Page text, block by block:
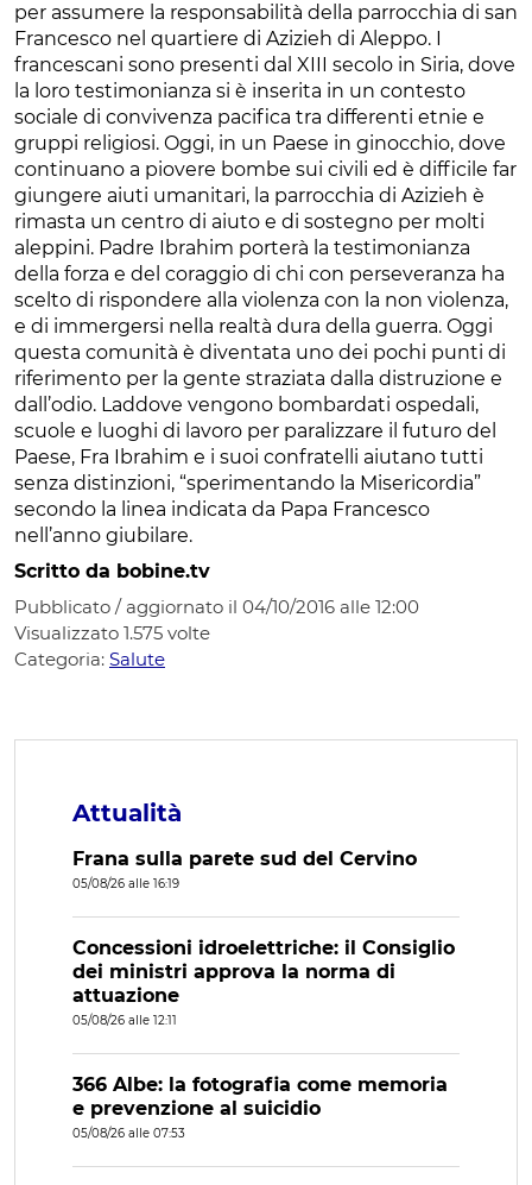
per assumere la responsabilità della parrocchia di san
Francesco nel quartiere di Azizieh di Aleppo. I
francescani sono presenti dal XIII secolo in Siria, dove
la loro testimonianza si è inserita in un contesto
sociale di convivenza pacifica tra differenti etnie e
gruppi religiosi. Oggi, in un Paese in ginocchio, dove
continuano a piovere bombe sui civili ed è difficile far
giungere aiuti umanitari, la parrocchia di Azizieh è
rimasta un centro di aiuto e di sostegno per molti
aleppini. Padre Ibrahim porterà la testimonianza
della forza e del coraggio di chi con perseveranza ha
scelto di rispondere alla violenza con la non violenza,
e di immergersi nella realtà dura della guerra. Oggi
questa comunità è diventata uno dei pochi punti di
riferimento per la gente straziata dalla distruzione e
dall’odio. Laddove vengono bombardati ospedali,
scuole e luoghi di lavoro per paralizzare il futuro del
Paese, Fra Ibrahim e i suoi confratelli aiutano tutti
senza distinzioni, “sperimentando la Misericordia”
secondo la linea indicata da Papa Francesco
nell’anno giubilare.
Scritto da bobine.tv
Pubblicato / aggiornato il 04/10/2016 alle 12:00
Visualizzato 1.575 volte
Categoria: Salute
Attualità
Frana sulla parete sud del Cervino
05/08/26 alle 16:19
Concessioni idroelettriche: il Consiglio
dei ministri approva la norma di
attuazione
05/08/26 alle 12:11
366 Albe: la fotografia come memoria
e prevenzione al suicidio
05/08/26 alle 07:53